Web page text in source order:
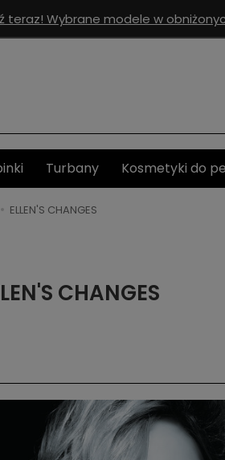
teraz! Wybrane modele w
Turbany Kosmetyki do
ELLEN'S CHANGES
CHANGES